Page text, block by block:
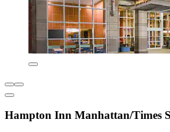
Hampton Inn Manhattan/Times